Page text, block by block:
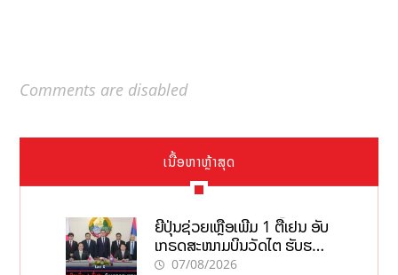
Comments are disabled
ເນື້ອຫາຫຼ້າສຸດ
ຍີ່ປຸ່ນຊ່ວຍເຫຼືອເພີ່ມ 1 ຕື້ເຢນ ອັບ
ເກຣດສະໜາມບິນວັດໄຕ ຮັບຮອງ
ການເຕີບໂຕ
07/08/2026